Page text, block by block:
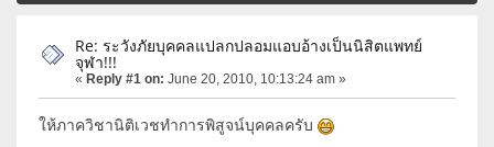
Re: ระวังภัยบุคคลแปลกปลอมแอบอ้างเป็นนิสิตแพทย์
จุฬา!!!
« Reply #1 on: June 20, 2010, 10:13:24 am »
ให้ภาควิชานิติเวชทำการพิสูจน์บุคคลครับ